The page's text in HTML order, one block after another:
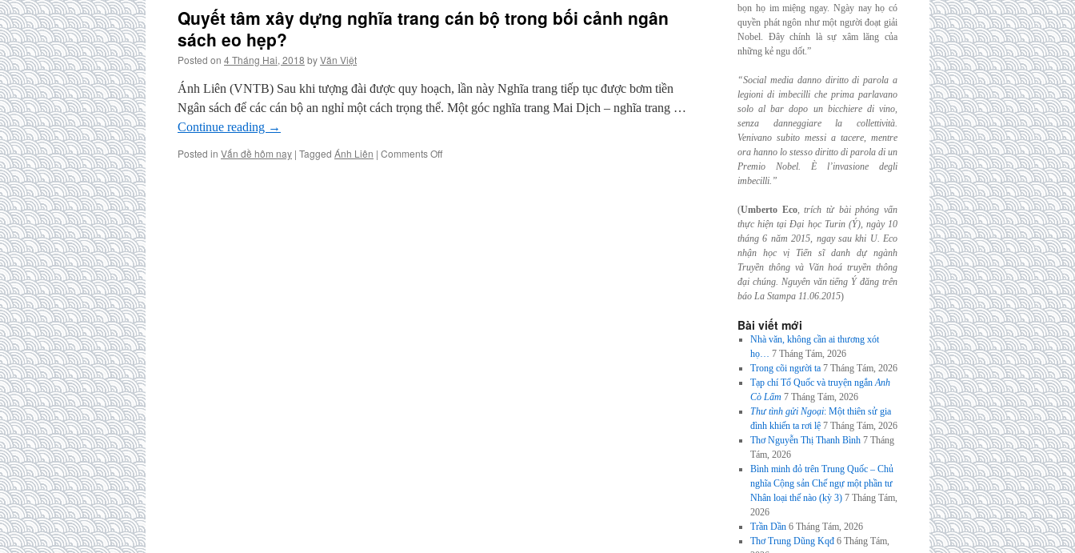
án
lý
người
cho
Quyết tâm xây dựng nghĩa trang cán bộ trong bối cảnh ngân
sách eo hẹp?
Posted on 4 Tháng Hai, 2018 byVăn Việt
Ánh Liên (VNTB) Sau khi tượng đài được quy hoạch, lần này Nghĩa trang tiếp tục được bơm tiền
Ngân sách để các cán bộ an nghỉ một cách trọng thể. Một góc nghĩa trang Mai Dịch – nghĩa trang …
Continue reading →
Posted in Vấn đề hôm nay | Tagged Ánh Liên | Comments Offon
bọn họ im miệng ngay. Ngày nay họ có
quyền phát ngôn như một người đoạt giải
Nobel. Đây chính là sự xâm lăng của
những kẻ ngu dốt.”
“Social media danno diritto di parola a
legioni di imbecilli che prima parlavano
solo albar dopo un bicchiere di vino,
senza danneggiare la collettività.
Venivano subito messi a tacere, mentre
ora hanno lo stesso diritto di parola di un
Premio Nobel. È l’invasione degli
imbecilli.”
(Umberto Eco,trích từ bài phỏng vấn
thực hiện tại Đại học Turin (Ý), ngày 10
tháng 6 năm 2015, ngay sau khi U. Eco
nhận học vị Tiến sĩ danh dự ngành
Truyền thông và Văn hoá truyền thông
đại chúng. Nguyên văn tiếng Ý đăng trên
báo La Stampa 11.06.2015)
Bài viết mới
Nhà văn, không cần ai thương xót
họ… 7 Tháng Tám, 2026
Trong cõi người ta 7 Tháng Tám, 2026
Tạp chí Tổ Quốc và truyện ngắnAnh
Cò Lấm 7 Tháng Tám, 2026
Thư tình gửi Ngoại: Một thiên sử gia
đình khiến ta rơi lệ 7 Tháng Tám, 2026
Thơ Nguyễn Thị Thanh Bình 7 Tháng
Tám, 2026
Bình minh đỏ trên Trung Quốc – Chủ
nghĩa Cộng sản Chế ngự một phần tư
Nhân loại thế nào (kỳ 3) 7 Tháng Tám,
2026
Trần Dần 6 Tháng Tám, 2026
Thơ Trung Dũng Kqđ 6 Tháng Tám,